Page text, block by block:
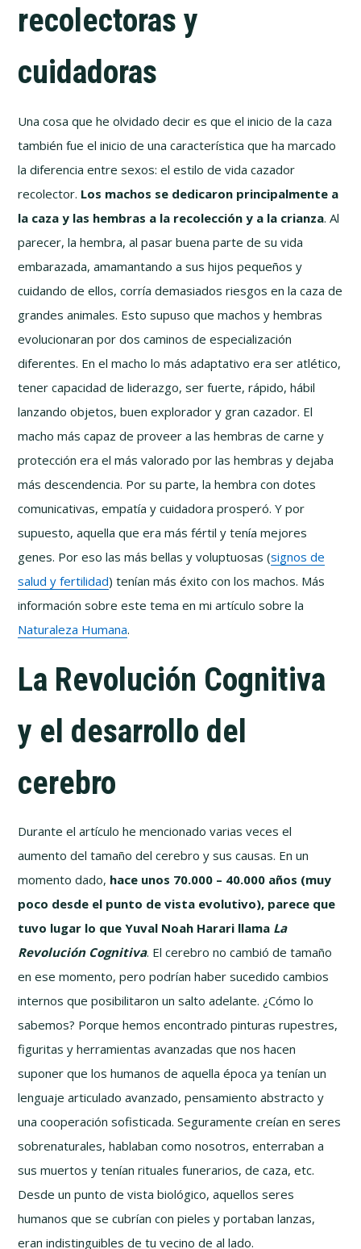
recolectoras y
cuidadoras
Una cosa que he olvidado decir es que el inicio de la caza
también fue el inicio de una característica que ha marcado
la diferencia entre sexos: el estilo de vida cazador
recolector. Los machos se dedicaron principalmente a
la caza y las hembras a la recolección y a la crianza. Al
parecer, la hembra, al pasar buena parte de su vida
embarazada, amamantando a sus hijos pequeños y
cuidando de ellos, corría demasiados riesgos en la caza de
grandes animales. Esto supuso que machos y hembras
evolucionaran por dos caminos de especialización
diferentes. En el macho lo más adaptativo era ser atlético,
tener capacidad de liderazgo, ser fuerte, rápido, hábil
lanzando objetos, buen explorador y gran cazador. El
macho más capaz de proveer a las hembras de carne y
protección era el más valorado por las hembras y dejaba
más descendencia. Por su parte, la hembra con dotes
comunicativas, empatía y cuidadora prosperó. Y por
supuesto, aquella que era más fértil y tenía mejores
genes. Por eso las más bellas y voluptuosas (signos de
salud y fertilidad) tenían más éxito con los machos. Más
información sobre este tema en mi artículo sobre la
Naturaleza Humana.
La Revolución Cognitiva
y el desarrollo del
cerebro
Durante el artículo he mencionado varias veces el
aumento del tamaño del cerebro y sus causas. En un
momento dado, hace unos 70.000 – 40.000 años (muy
poco desde el punto de vista evolutivo), parece que
tuvo lugar lo que Yuval Noah Harari llama La
Revolución Cognitiva. El cerebro no cambió de tamaño
en ese momento, pero podrían haber sucedido cambios
internos que posibilitaron un salto adelante. ¿Cómo lo
sabemos? Porque hemos encontrado pinturas rupestres,
figuritas y herramientas avanzadas que nos hacen
suponer que los humanos de aquella época ya tenían un
lenguaje articulado avanzado, pensamiento abstracto y
una cooperación sofisticada. Seguramente creían en seres
sobrenaturales, hablaban como nosotros, enterraban a
sus muertos y tenían rituales funerarios, de caza, etc.
Desde un punto de vista biológico, aquellos seres
humanos que se cubrían con pieles y portaban lanzas,
eran indistinguibles de tu vecino de al lado.